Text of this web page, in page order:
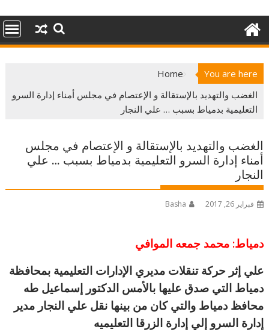
You are here
Home
الغضب والتهديد بالإستقالة و الإعتصام في مجلس أمناء إدارة السرو
التعليمية بدمياط بسبب … علي النجار
الغضب والتهديد بالإستقالة و الإعتصام في مجلس
أمناء إدارة السرو التعليمية بدمياط بسبب … علي
النجار
فبراير 26, 2017 Basha
دمياط: محمد جمعه الموافي
علي إثر حركة تنقلات مديري الإدارات التعليمية بمحافظة
دمياط التي صدق عليها بالأمس الدكتور إسماعيل طه
محافظ دمياط والتي كان من بينها نقل علي النجار مدير
إدارة السرو إلي إدارة الزرقا التعليميه